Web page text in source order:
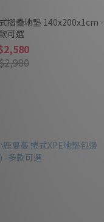
摺疊地墊 140x200x1cm -
可選